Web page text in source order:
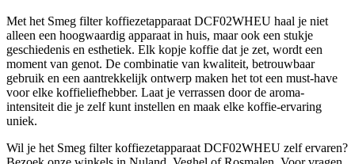
Met het Smeg filter koffiezetapparaat DCF02WHEU haal je niet
alleen een hoogwaardig apparaat in huis, maar ook een stukje
geschiedenis en esthetiek. Elk kopje koffie dat je zet, wordt een
moment van genot. De combinatie van kwaliteit, betrouwbaar
gebruik en een aantrekkelijk ontwerp maken het tot een must-have
voor elke koffieliefhebber. Laat je verrassen door de aroma-
intensiteit die je zelf kunt instellen en maak elke koffie-ervaring
uniek.
Wil je het Smeg filter koffiezetapparaat DCF02WHEU zelf ervaren?